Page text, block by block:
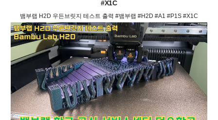
#X1C
뱀부랩 H2D 우든브릿지 테스트 출력 #뱀부랩 #H2D #A1 #P1S #X1C